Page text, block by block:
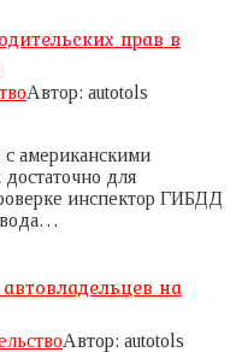
прав в
Автор: autotols
американскими
для
инспектор ГИБДД
на
Автор: autotols